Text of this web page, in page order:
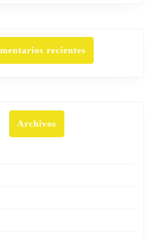
recientes
Archivos